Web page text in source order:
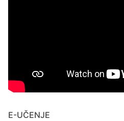
E-UČENJE